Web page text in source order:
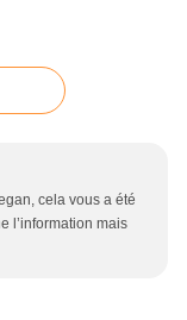
cela vous a été
l’information mais